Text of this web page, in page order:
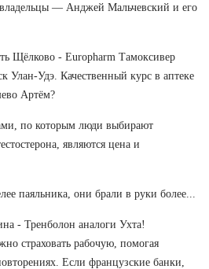
— Анджей Мальчевский и его
Щёлково - Europharm Тамоксивер
Улан-Удэ. Качественный курс в аптеке
Артём?
по которым люди выбирают
являются цена и
паяльника, они брали в руки более...
- Тренболон аналоги Ухта!
страховать рабочую, помогая
Если французские банки,